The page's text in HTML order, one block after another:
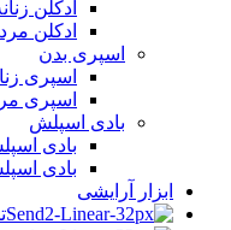
ادکلن
ادکلن
اسپری بدن
اسپری
اسپری
بادی اسپلش
بادی
بادی
ابزار آرایشی